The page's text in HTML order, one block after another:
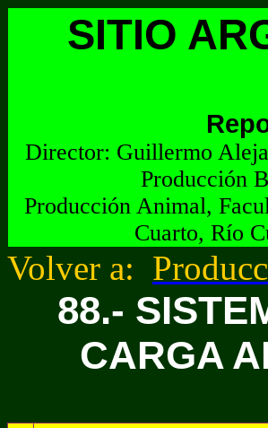
SITIO
Director: Guillermo
Producción
Producción Animal,
Cuarto, Río
Volver a:
88.-
CARGA